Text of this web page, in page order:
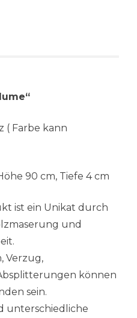
( Farbe kann
90 cm, Tiefe 4 cm
ist ein Unikat durch
und
Verzug,
können
sein.
unterschiedliche